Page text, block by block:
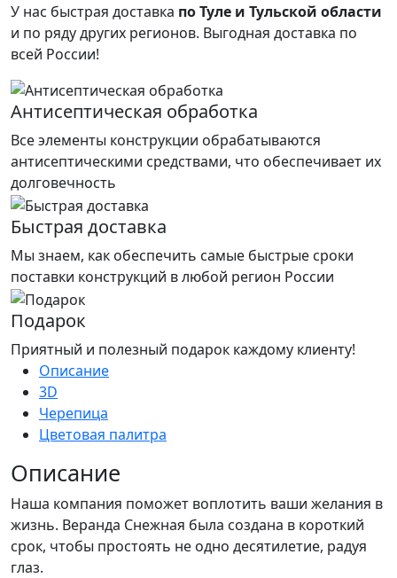
У нас быстрая доставка по Туле и Тульской области
и по ряду других регионов. Выгодная доставка по
всей России!
Антисептическая обработка
Все элементы конструкции обрабатываются
антисептическими средствами, что обеспечивает их
долговечность
Быстрая доставка
Мы знаем, как обеспечить самые быстрые сроки
поставки конструкций в любой регион России
Подарок
Приятный и полезный подарок каждому клиенту!
Описание
3D
Черепица
Цветовая палитра
Описание
Наша компания поможет воплотить ваши желания в
жизнь. Веранда Снежная была создана в короткий
срок, чтобы простоять не одно десятилетие, радуя
глаз.